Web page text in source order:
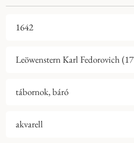
1642
Leöwenstern Karl Fedorovich
tábornok, báró
akvarell